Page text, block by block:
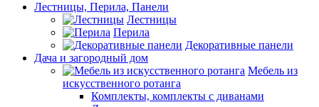
Лестницы, Перила, Панели
Лестницы
Перила
Декоративные панели
Дача и загородный дом
Мебель из
искусственного ротанга
Комплекты, комплекты с диванами